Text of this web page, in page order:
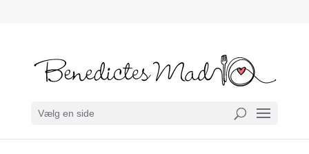
Vælg en side